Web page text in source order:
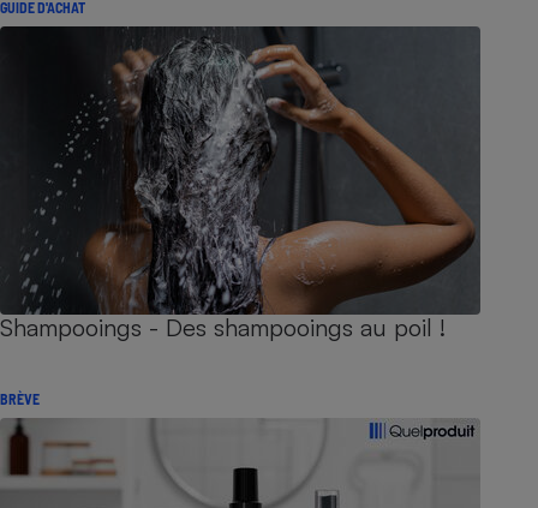
GUIDE D'ACHAT
Shampooings - Des shampooings au poil !
BRÈVE